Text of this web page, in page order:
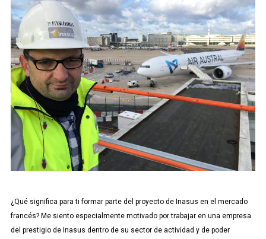
¿Qué significa para ti formar parte del proyecto de Inasus en el mercado
francés? Me siento especialmente motivado por trabajar en una empresa
del prestigio de Inasus dentro de su sector de actividad y de poder